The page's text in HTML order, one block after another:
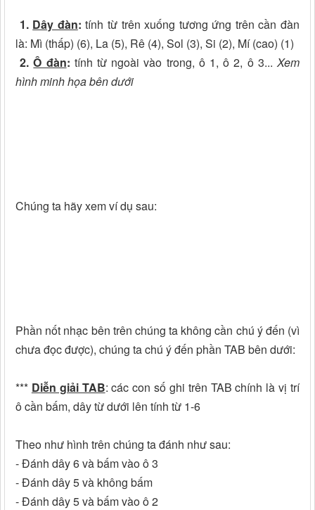
1. Dây đàn: tính từ trên xuống tương ứng trên cần đàn
là: Mì (thấp) (6), La (5), Rê (4), Sol (3), Si (2), Mí (cao) (1)
2. Ô đàn: tính từ ngoài vào trong, ô 1, ô 2, ô 3...Xem
hình minh họa bên dưới
Chúng ta hãy xem ví dụ sau:
Phần nốt nhạc bên trên chúng ta không cần chú ý đến (vì
chưa đọc được), chúng ta chú ý đến phần TAB bên dưới:
*** Diễn giải TAB: các con số ghi trên TAB chính là vị trí
ô cần bấm, dây từ dưới lên tính từ 1-6
Theo như hình trên chúng ta đánh như sau:
- Đánh dây 6 và bấm vào ô 3
- Đánh dây 5 và không bấm
- Đánh dây 5 và bấm vào ô 2